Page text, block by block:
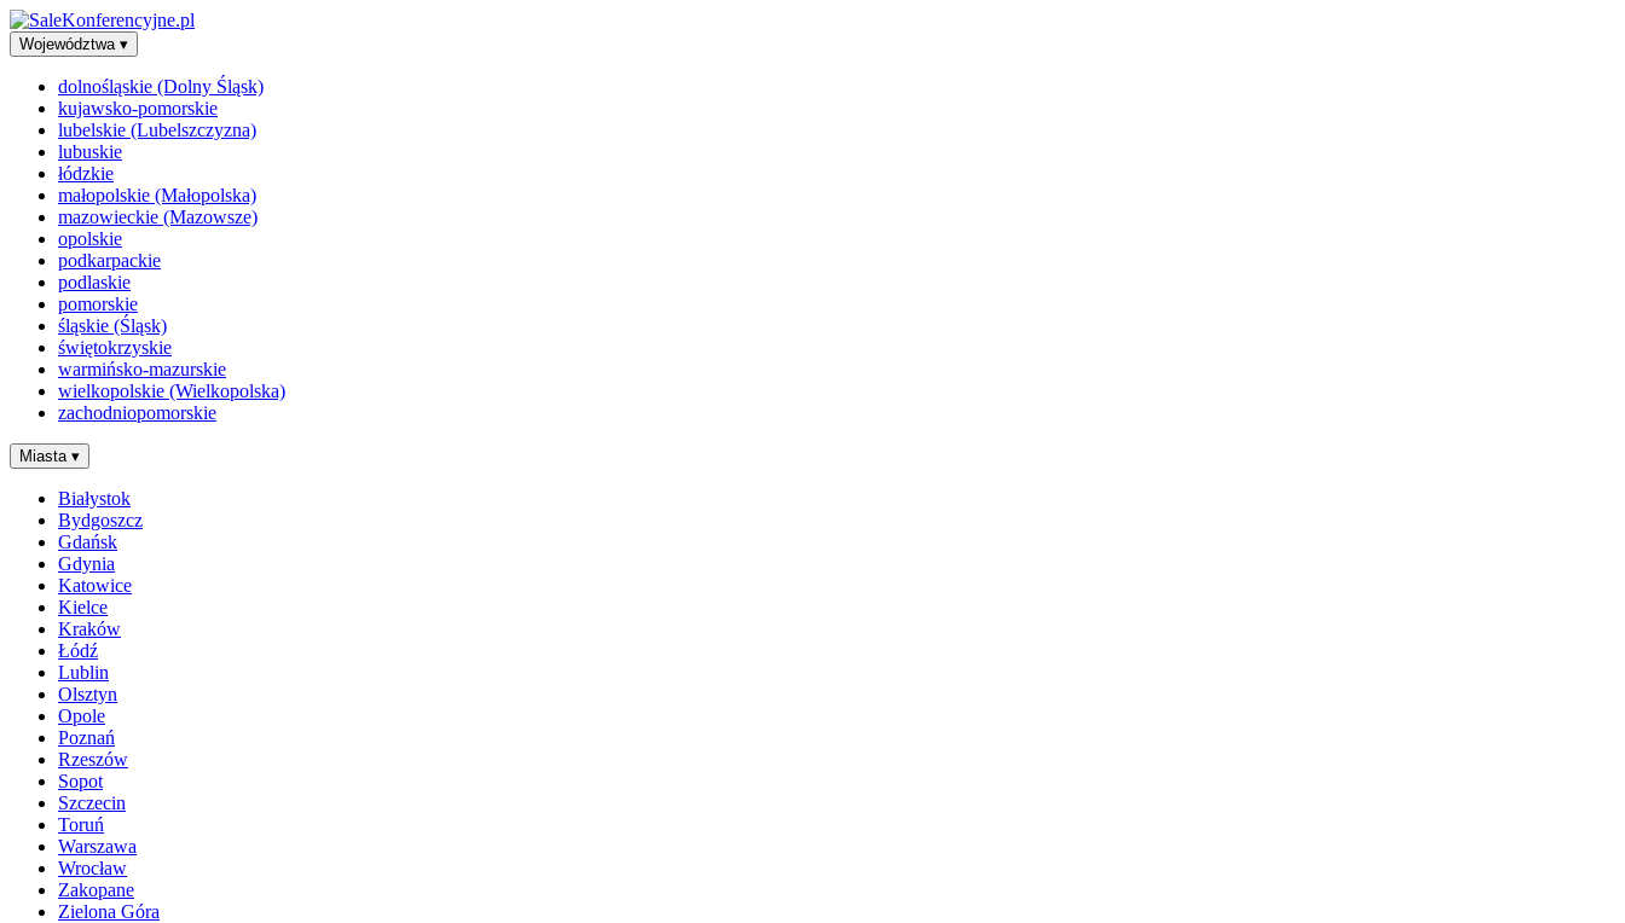
Województwa ▾
dolnośląskie (Dolny Śląsk)
kujawsko-pomorskie
lubelskie (Lubelszczyzna)
lubuskie
łódzkie
małopolskie (Małopolska)
mazowieckie (Mazowsze)
opolskie
podkarpackie
podlaskie
pomorskie
śląskie (Śląsk)
świętokrzyskie
warmińsko-mazurskie
wielkopolskie (Wielkopolska)
zachodniopomorskie
Miasta ▾
Białystok
Bydgoszcz
Gdańsk
Gdynia
Katowice
Kielce
Kraków
Łódź
Lublin
Olsztyn
Opole
Poznań
Rzeszów
Sopot
Szczecin
Toruń
Warszawa
Wrocław
Zakopane
Zielona Góra